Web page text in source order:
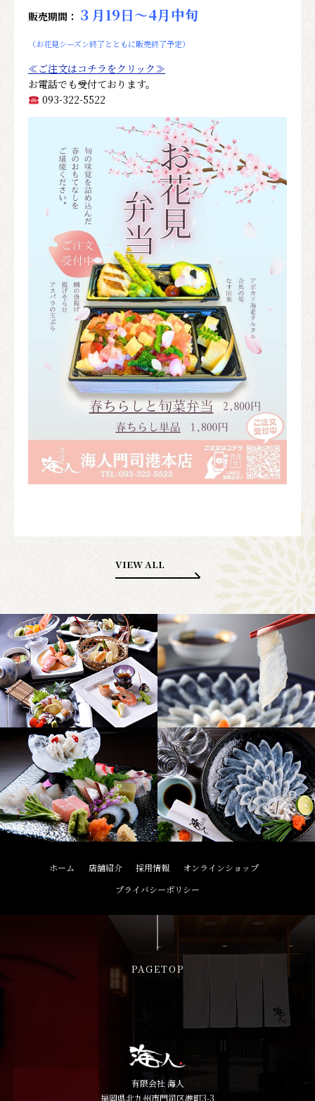
販売期間： ３月19日～4月中旬
（お花見シーズン終了とともに販売終了予定）
≪ご注文はコチラをクリック≫
お電話でも受付ております。
093-322-5522
VIEW ALL
ホーム 店舗紹介 採用情報
オンラインショップ
プライバシーポリシー
PAGETOP
有限会社 海人
福岡県北九州市門司区港町3-3